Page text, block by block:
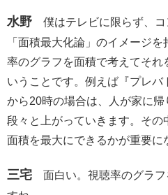
水野 僕はテレビに限らず、コ
「面積最大化論」のイメージ
率のグラフを面積で考えてそれ
いうことです。例えば『プレ
から20時の場合は、人が家に
段々と上がっていきます。そ
面積を最大にできるかが重要に
三宅 面白い。視聴率のグラフ